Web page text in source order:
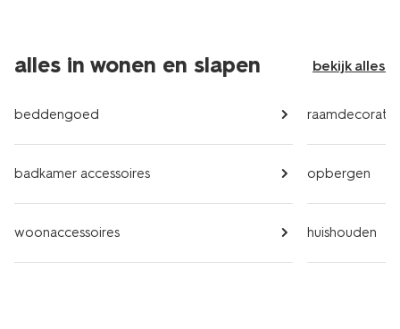
alles in wonen en slapen bekijk alles
beddengoed
badkamer accessoires
woonaccessoires
raamdecoratie
opbergen
huishouden